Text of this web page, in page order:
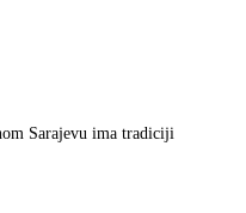
Sarajevu ima tradiciji